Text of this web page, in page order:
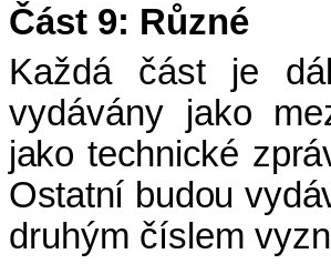
Část 9: Různé
Každá část je
vydávány jako
jako technické
Ostatní budou
druhým číslem